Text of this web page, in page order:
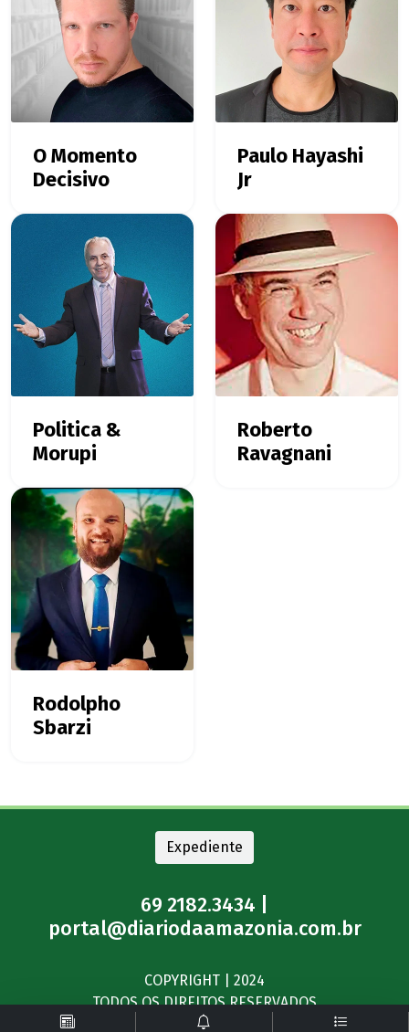
O Momento
Decisivo
Paulo Hayashi
Jr
Politica &
Morupi
Roberto
Ravagnani
Rodolpho
Sbarzi
Expediente
69 2182.3434 |
portal@diariodaamazonia.com.br
COPYRIGHT | 2024
TODOS OS DIREITOS RESERVADOS